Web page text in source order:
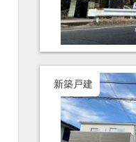
新築戸建